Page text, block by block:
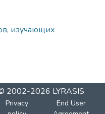
изучающих
2002-2026 LYRASIS
Privacy
End User